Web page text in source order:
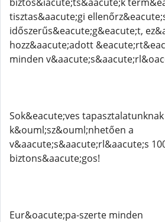
tisztas&aacute;gi
időszerűs&eacute;g&eacute;t,
hozz&aacute;adott
minden
Sok&eacute;ves tapasztalatunknak
k&ouml;sz&ouml;nhetően a
v&aacute;s&aacute;rl&aacute;s
biztons&aacute;gos!
Eur&oacute;pa-szerte minden